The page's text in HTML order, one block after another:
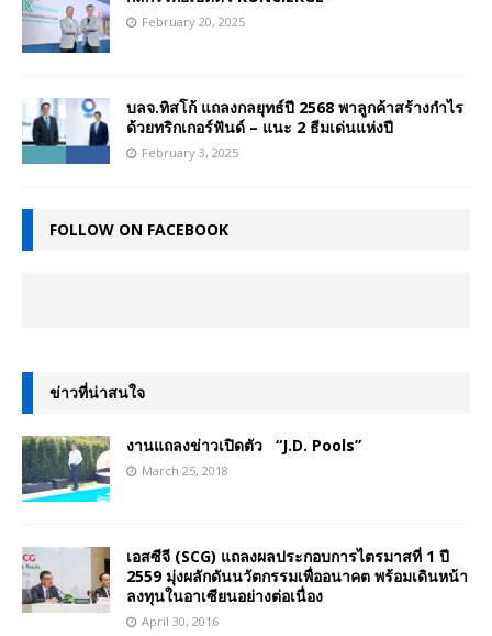
February 20, 2025
บลจ.ทิสโก้ แถลงกลยุทธ์ปี 2568 พาลูกค้าสร้างกำไร
ด้วยทริกเกอร์ฟันด์ – แนะ 2 ธีมเด่นแห่งปี
February 3, 2025
FOLLOW ON FACEBOOK
ข่าวที่น่าสนใจ
งานแถลงข่าวเปิดตัว “J.D. Pools”
March 25, 2018
เอสซีจี (SCG) แถลงผลประกอบการไตรมาสที่ 1 ปี
2559 มุ่งผลักดันนวัตกรรมเพื่ออนาคต พร้อมเดินหน้า
ลงทุนในอาเซียนอย่างต่อเนื่อง
April 30, 2016